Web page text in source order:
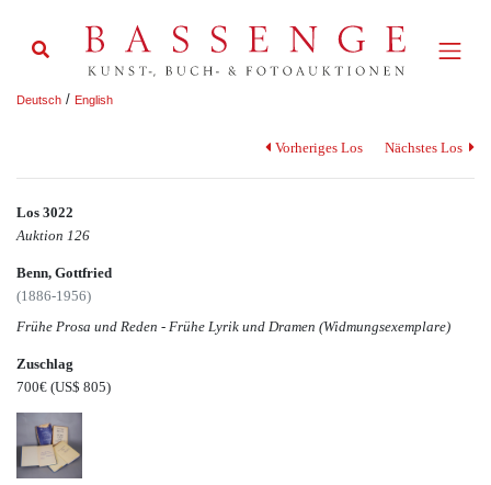
Deutsch / English
Vorheriges Los Nächstes Los
Los 3022
Auktion 126
Benn, Gottfried
(1886-1956)
Frühe Prosa und Reden - Frühe Lyrik und Dramen (Widmungsexemplare)
Zuschlag
700€ (US$ 805)